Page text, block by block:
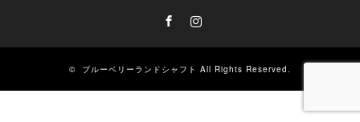
© ブルーベリーランドシャフト All Rights Reserved.